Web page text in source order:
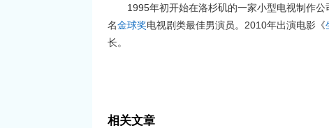
1995年初开始在洛杉矶的一家小型电视制作
名金球奖电视剧类最佳男演员。2010年出演电影《
长。
相关文章